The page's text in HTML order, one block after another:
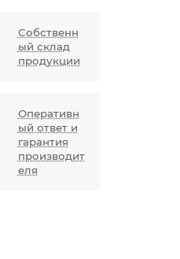
Собственн
ый склад
продукции
Оперативн
ый ответ и
гарантия
производит
еля